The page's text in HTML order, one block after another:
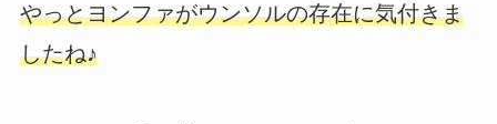
やっとヨンファがウンソルの存在に気付きま
したね♪